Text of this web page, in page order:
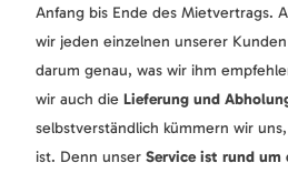
Anfang bis Ende des Mietvertrags.
wir jeden einzelnen unserer
darum genau, was wir ihm
wir auch die Lieferung und
selbstverständlich kümmern wir
ist. Denn unser Service ist rund um